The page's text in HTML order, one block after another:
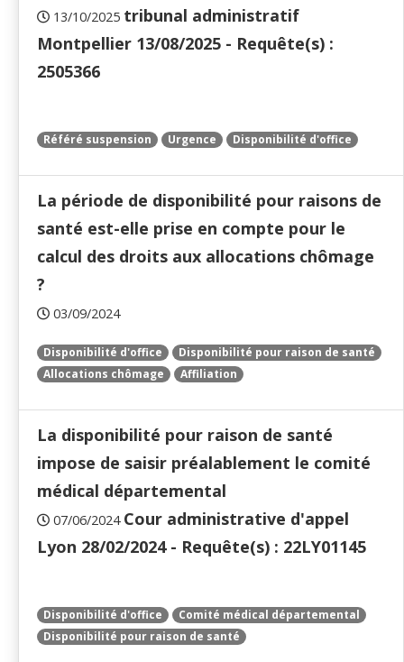
13/10/2025 tribunal administratif
Montpellier 13/08/2025 - Requête(s) :
2505366
Référé suspension Urgence Disponibilité d'office
La période de disponibilité pour raisons de
santé est-elle prise en compte pour le
calcul des droits aux allocations chômage
?
03/09/2024
Disponibilité d'office
Disponibilité pour raison de santé
Allocations chômage
Affiliation
La disponibilité pour raison de santé
impose de saisir préalablement le comité
médical départemental
07/06/2024 Cour administrative d'appel
Lyon 28/02/2024 - Requête(s) : 22LY01145
Disponibilité d'office
Comité médical départemental
Disponibilité pour raison de santé